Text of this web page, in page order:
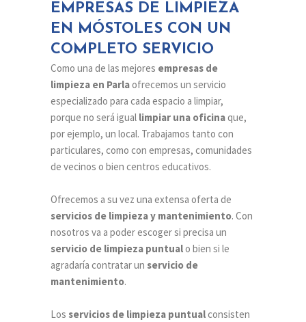
EMPRESAS DE LIMPIEZA
EN MÓSTOLES CON UN
COMPLETO SERVICIO
Como una de las mejores empresas de
limpieza en Parlaofrecemos un servicio
especializado para cada espacio a limpiar,
porque no será igual limpiar una oficinaque,
por ejemplo, un local. Trabajamos tanto con
particulares, como con empresas, comunidades
de vecinos o bien centros educativos.
Ofrecemos a su vez una extensa oferta de
servicios de limpieza y mantenimiento. Con
nosotros va a poder escoger si precisa un
servicio de limpieza puntualo bien si le
agradaría contratar un servicio de
mantenimiento.
Los servicios de limpieza puntualconsisten